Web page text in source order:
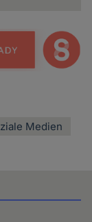
Medien